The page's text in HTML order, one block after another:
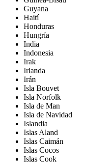
Guyana
Haití
Honduras
Hungría
India
Indonesia
Irak
Irlanda
Irán
Isla Bouvet
Isla Norfolk
Isla de Man
Isla de Navidad
Islandia
Islas Aland
Islas Caimán
Islas Cocos
Islas Cook